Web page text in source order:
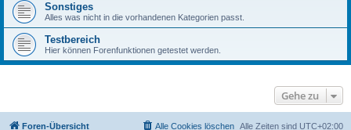
Sonstiges
Alles was nicht in die vorhandenen Kategorien passt.
Testbereich
Hier können Forenfunktionen getestet werden.
Gehe zu
Foren-Übersicht Alle Zeiten sind UTC+02:00
Alle Cookies löschen